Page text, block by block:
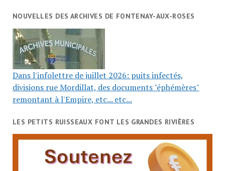
NOUVELLES DES ARCHIVES DE FONTENAY-AUX-ROSES
Dans l'infolettre de juillet 2026: puits infectés,
divisions rue Mordillat, des documents "éphémères"
remontant à l'Empire, etc... etc...
LES PETITS RUISSEAUX FONT LES GRANDES RIVIÈRES